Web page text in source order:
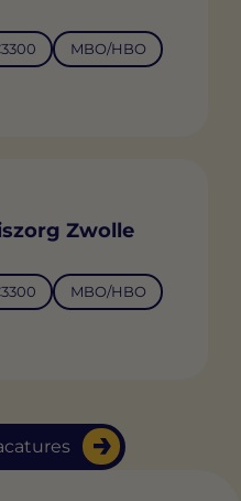
MBO/HBO
Zwolle
MBO/HBO